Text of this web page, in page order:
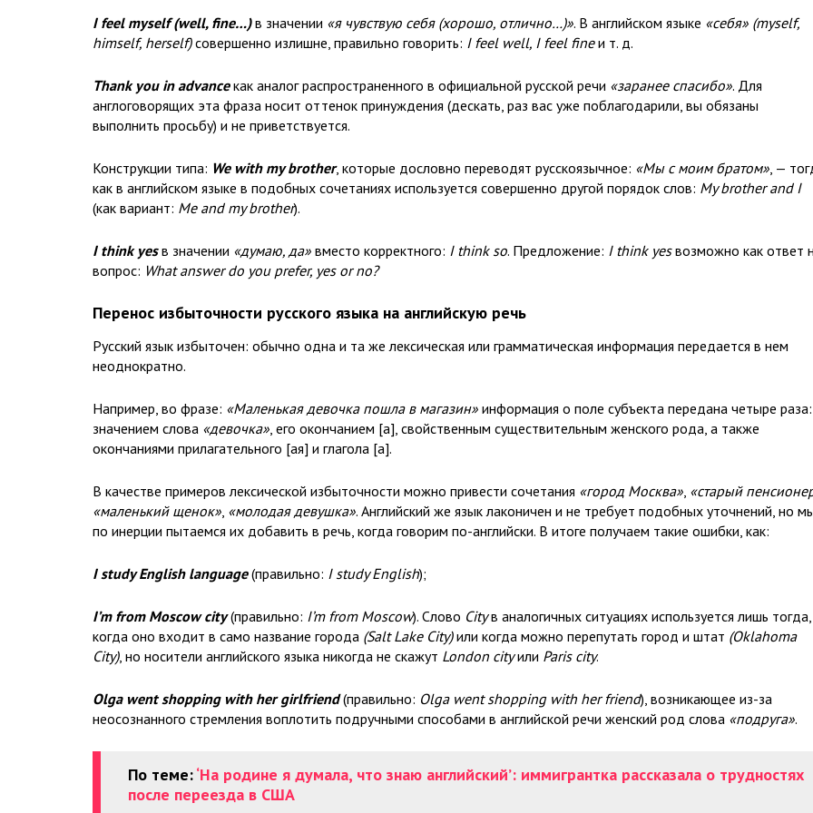
I feel myself (well, fine…)в значении «я чувствую себя (хорошо, отлично…)». В английском языке «себя» (myself,
himself, herself)совершенно излишне, правильно говорить: I feel well, I feel fineи т. д.
Thank you in advanceкак аналог распространенного в официальной русской речи «заранее спасибо». Для
англоговорящих эта фраза носит оттенок принуждения (дескать, раз вас уже поблагодарили, вы обязаны
выполнить просьбу) и не приветствуется.
Конструкции типа: We with my brother, которые дословно переводят русскоязычное: «Мы с моим братом» , —
как в английском языке в подобных сочетаниях используется совершенно другой порядок слов: My brother and I
(как вариант: Me and my brother).
I think yesв значении «думаю, да» вместо корректного: I think so. Предложение: I think yesвозможно как ответ
вопрос: What answer do you prefer, yes or no?
Перенос избыточности русского языка на английскую речь
Русский язык избыточен: обычно одна и та же лексическая или грамматическая информация передается в нем
неоднократно.
Например, во фразе: «Маленькая девочка пошла в магазин» информация о поле субъекта передана четыре раза:
значением слова «девочка» , его окончанием [а], свойственным существительным женского рода, а также
окончаниями прилагательного [ая] и глагола [а].
В качестве примеров лексической избыточности можно привести сочетания «город Москва» «старый
«маленький щенок» «молодая девушка». Английский же язык лаконичен и не требует подобных уточнений, но
по инерции пытаемся их добавить в речь, когда говорим по-английски. В итоге получаем такие ошибки, как:
I study English language(правильно: I study English);
I’m from Moscow city(правильно: I’m from Moscow). Слово Cityв аналогичных ситуациях используется лишь тогда,
когда оно входит в само название города (Salt Lake City)или когда можно перепутать город и штат (Oklahoma
City), но носители английского языка никогда не скажут London cityили Paris city.
Olga went shopping with her girlfriend (правильно: Olga went shopping with her friend), возникающее из-за
неосознанного стремления воплотить подручными способами в английской речи женский род слова «подруга».
По теме:‘На родине я думала, что знаю английский’: иммигрантка рассказала о трудностях
после переезда в США